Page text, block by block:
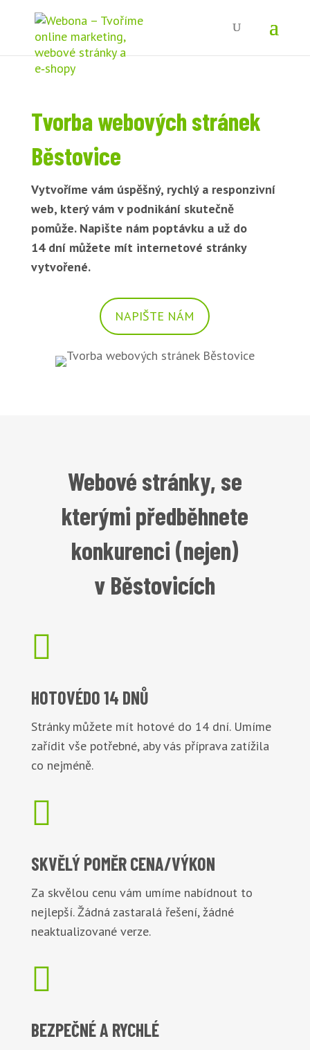
Tvorba webových stránek
Běstovice
Vytvoříme vám úspěšný, rychlý a responzivní
web, který vám v podnikání skutečně
pomůže. Napište nám poptávku a už do
14 dní můžete mít internetové stránky
vytvořené.
NAPIŠTE NÁM
Webové stránky, se
kterými předběhnete
konkurenci (nejen)
v Běstovicích

HOTOVÉDO 14 DNŮ
Stránky můžete mít hotové do 14 dní. Umíme
zařídit vše potřebné, aby vás příprava zatížila
co nejméně.

SKVĚLÝ POMĚRCENA/VÝKON
Za skvělou cenu vám umíme nabídnout to
nejlepší. Žádná zastaralá řešení, žádné
neaktualizované verze.

BEZPEČNÉA RYCHLÉ